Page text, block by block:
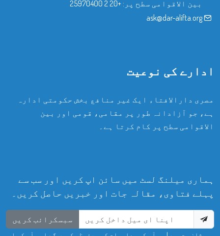
بین الاقوامی سطح پر: +20 2 25970400
ask@dar-alifta.org
ادارے کی نوعیت
مصری دارالافتاء ایک غیر منافع بخش حکومتی ادارہ
ہے، جو آزادانہ طور پر مقامی، قومی اور بین
الاقوامی سطح پر کام کرتا ہے۔
ہماری میلنگ لسٹ میں سائن اپ کریں اور سب سے
پہلے فتاوی، مقالہ جات اور خبریں حاصل کریں۔
سبسکرائب کریں